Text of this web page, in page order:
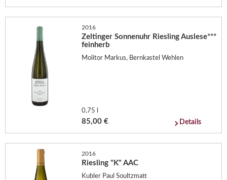
2016
Zeltinger Sonnenuhr Riesling Auslese***
feinherb
Molitor Markus, Bernkastel Wehlen
0,75 l
85,00 € Details
2016
Riesling "K" AAC
Kubler Paul Soultzmatt